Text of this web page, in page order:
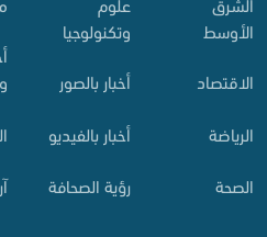
الأوسط
الاقتصاد
الرياضة
الصحة
وتكنولوجيا
أخبار بالصور
أخبار بالفيديو
رؤية الصحافة